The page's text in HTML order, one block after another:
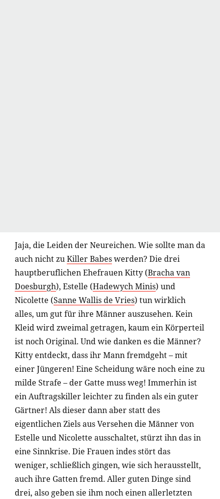
Jaja, die Leiden der Neureichen. Wie sollte man da
auch nicht zuKiller Babeswerden? Die drei
hauptberuflichen Ehefrauen Kitty (Bracha van
Doesburgh), Estelle (Hadewych Minis) und
Nicolette (Sanne Wallis de Vries) tun wirklich
alles, um gut für ihre Männer auszusehen. Kein
Kleid wird zweimal getragen, kaum ein Körperteil
ist noch Original. Und wie danken es die Männer?
Kitty entdeckt, dass ihr Mann fremdgeht – mit
einer Jüngeren! Eine Scheidung wäre noch eine zu
milde Strafe – der Gatte muss weg! Immerhin ist
ein Auftragskiller leichter zu finden als ein guter
Gärtner! Als dieser dann aber statt des
eigentlichen Ziels aus Versehen die Männer von
Estelle und Nicolette ausschaltet, stürzt ihn das in
eine Sinnkrise. Die Frauen indes stört das
weniger, schließlich gingen, wie sich herausstellt,
auch ihre Gatten fremd. Aller guten Dinge sind
drei, also geben sie ihm noch einen allerletzten